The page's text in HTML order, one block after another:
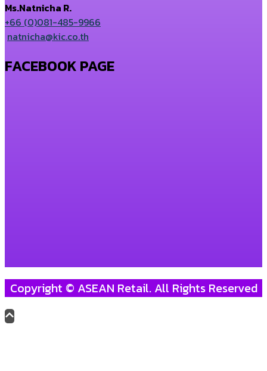
Ms.Natnicha R.
+66 (0)081-485-9966
natnicha@kic.co.th
FACEBOOK PAGE
Copyright © ASEAN Retail. All Rights Reserved